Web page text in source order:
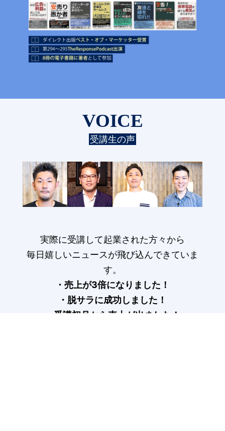
VOICE
受講生の声
実際に受講して起業された方々から
毎日嬉しいニュースが飛び込んできていま
す。
・売上が3倍になりました！
・脱サラに成功しました！
・受講初月から売上が出ました！